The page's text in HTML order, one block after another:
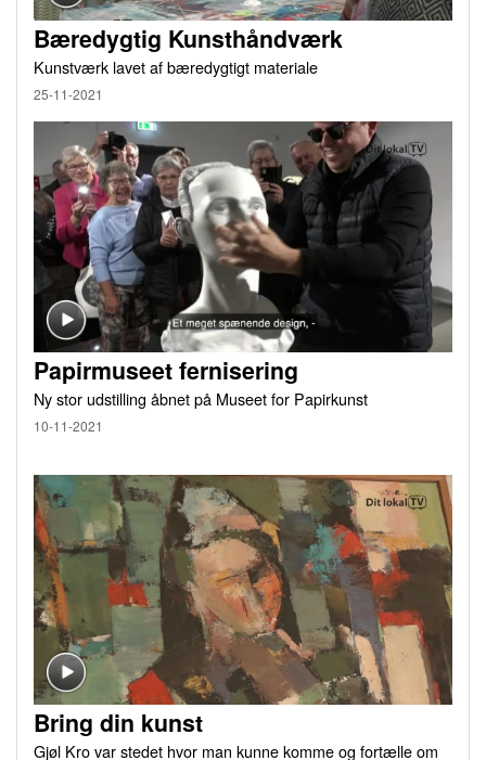
Bæredygtig Kunsthåndværk
Kunstværk lavet af bæredygtigt materiale
25-11-2021
Papirmuseet fernisering
Ny stor udstilling åbnet på Museet for Papirkunst
10-11-2021
Bring din kunst
Gjøl Kro var stedet hvor man kunne komme og fortælle om